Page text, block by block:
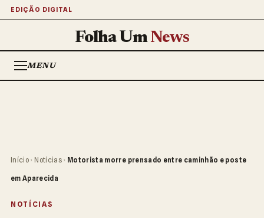
EDIÇÃO DIGITAL
Folha UmNews
MENU
Início › Notícias › Motorista morre prensado entre caminhão e poste
em Aparecida
NOTÍCIAS